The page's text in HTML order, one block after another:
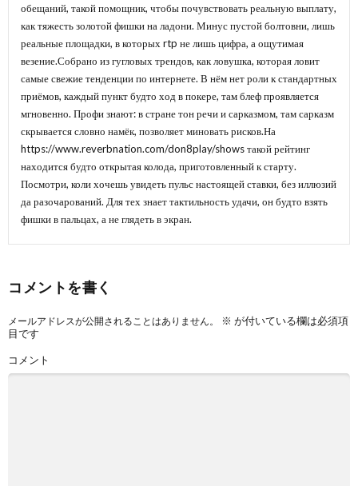
обещаний, такой помощник, чтобы почувствовать реальную выплату,
как тяжесть золотой фишки на ладони. Минус пустой болтовни, лишь
реальные площадки, в которых rtp не лишь цифра, а ощутимая
везение.Собрано из гугловых трендов, как ловушка, которая ловит
самые свежие тенденции по интернете. В нём нет роли к стандартных
приёмов, каждый пункт будто ход в покере, там блеф проявляется
мгновенно. Профи знают: в стране тон речи и сарказмом, там сарказм
скрывается словно намёк, позволяет миновать рисков.На
https://www.reverbnation.com/don8play/showsтакой рейтинг
находится будто открытая колода, приготовленный к старту.
Посмотри, коли хочешь увидеть пульс настоящей ставки, без иллюзий
да разочарований. Для тех знает тактильность удачи, он будто взять
фишки в пальцах, а не глядеть в экран.
コメントを書く
メールアドレスが公開されることはありません。 ※ が付いている欄は必須項
目です
コメント